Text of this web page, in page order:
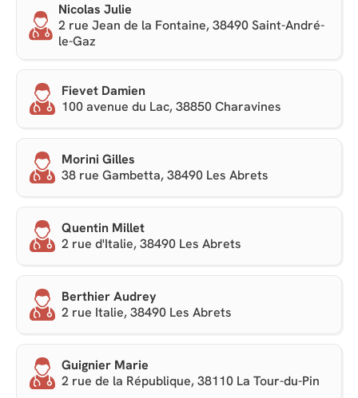
Nicolas Julie
2 rue Jean de la Fontaine, 38490 Saint-André-
le-Gaz
Fievet Damien
100 avenue du Lac, 38850 Charavines
Morini Gilles
38 rue Gambetta, 38490 Les Abrets
Quentin Millet
2 rue d'Italie, 38490 Les Abrets
Berthier Audrey
2 rue Italie, 38490 Les Abrets
Guignier Marie
2 rue de la République, 38110 La Tour-du-Pin